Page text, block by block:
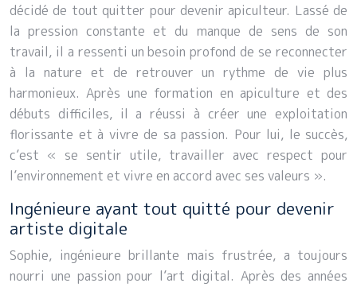
décidé de tout quitter pour devenir apiculteur. Lassé de
la pression constante et du manque de sens de son
travail, il a ressenti un besoin profond de se reconnecter
à la nature et de retrouver un rythme de vie plus
harmonieux. Après une formation en apiculture et des
débuts difficiles, il a réussi à créer une exploitation
florissante et à vivre de sa passion. Pour lui, le succès,
c’est « se sentir utile, travailler avec respect pour
l’environnement et vivre en accord avec ses valeurs ».
Ingénieure ayant tout quitté pour devenir
artiste digitale
Sophie, ingénieure brillante mais frustrée, a toujours
nourri une passion pour l’art digital. Après des années